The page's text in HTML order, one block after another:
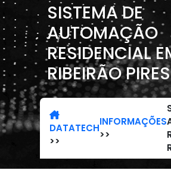
SISTEMA DE
AUTOMAÇÃO
RESIDENCIAL
RIBEIRÃO PIRES
DATATECH
>>
INFORMAÇÕES
>>